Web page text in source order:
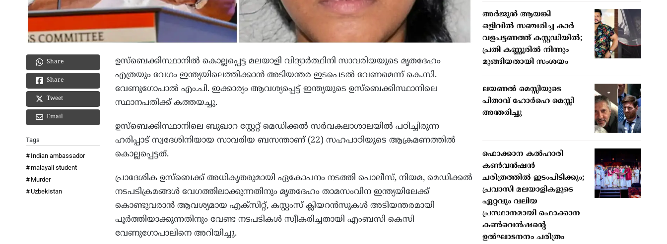
Share
Share
Tweet
Email
Tags
Indian ambassador
malayali student
Murder
Uzbekistan
ഉസ്‌ബെക്കിസ്ഥാനില്‍ കൊല്ലപ്പെട്ട മലയാളി വിദ്യാര്‍ത്ഥിനി സാവരിയയുടെ മൃതദേഹം
എത്രയും വേഗം ഇന്ത്യയിലെത്തിക്കാന്‍ അടിയന്തര ഇടപെടല്‍ വേണമെന്ന് കെ.സി.
വേണുഗോപാല്‍ എം.പി. ഇക്കാര്യം ആവശ്യപ്പെട്ട് ഇന്ത്യയുടെ ഉസ്‌ബെക്കിസ്ഥാനിലെ
സ്ഥാനപതിക്ക് കത്തയച്ചു.
ഉസ്‌ബെക്കിസ്ഥാനിലെ ബുഖാറ സ്റ്റേറ്റ് മെഡിക്കല്‍ സര്‍വകലാശാലയില്‍ പഠിച്ചിരുന്ന
ഹരിപ്പാട് സ്വദേശിനിയായ സാവരിയ ബസന്താണ് (22) സഹപാഠിയുടെ ആക്രമണത്തില്‍
കൊല്ലപ്പെട്ടത്.
പ്രാദേശിക ഉസ്‌ബെക്ക് അധികൃതരുമായി ഏകോപനം നടത്തി പൊലീസ്, നിയമ, മെഡിക്കല്‍
നടപടിക്രമങ്ങള്‍ വേഗത്തിലാക്കുന്നതിനും മൃതദേഹം താമസംവിന ഇന്ത്യയിലേക്ക്
കൊണ്ടുവരാന്‍ ആവശ്യമായ എക്‌സിറ്റ്, കസ്റ്റംസ് ക്ലിയറന്‍സുകള്‍ അടിയന്തരമായി
പൂര്‍ത്തിയാക്കുന്നതിനും വേണ്ട നടപടികൾ സ്വീകരിച്ചതായി എംബസി കെസി
വേണുഗോപാലിനെ അറിയിച്ചു.
അർജുൻ ആയങ്കി
ഒളിവിൽ സഞ്ചരിച്ച കാർ
വളപട്ടണത്ത് കസ്റ്റഡിയിൽ;
പ്രതി കണ്ണൂരിൽ നിന്നും
മുങ്ങിയതായി സംശയം
ലയണൽ മെസ്സിയുടെ
പിതാവ് ഹോർഹെ മെസ്സി
അന്തരിച്ചു
ഫൊക്കാന കൽഹാരി
കൺവൻഷൻ
ചരിത്രത്തിൽ ഇടംപിടിക്കും;
പ്രവാസി മലയാളികളുടെ
ഏറ്റവും വലിയ
പ്രസ്ഥാനമായി ഫൊക്കാന
കൺവെൻഷന്റെ
ഉൽഘാടനനം ചരിത്രം